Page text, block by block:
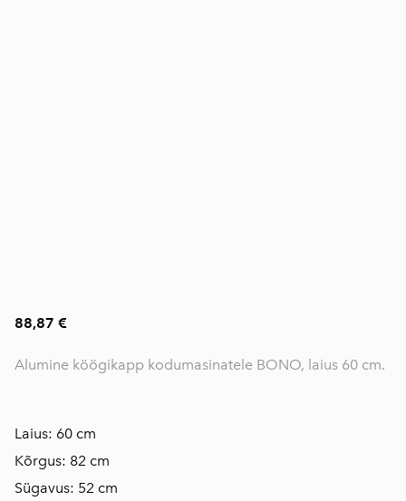
88,87 €
Alumine köögikapp kodumasinatele BONO, laius 60 cm.
Laius: 60 cm
Kõrgus: 82 cm
Sügavus: 52 cm